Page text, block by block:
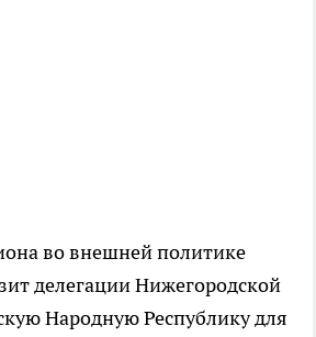
во внешней политике
делегации Нижегородской
Народную Республику для